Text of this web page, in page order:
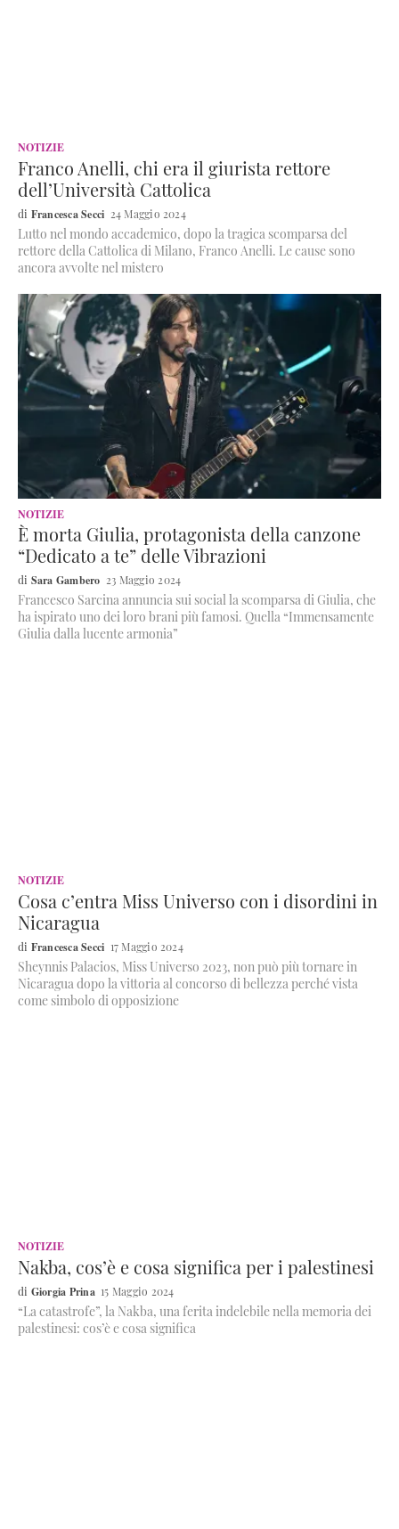
NOTIZIE
Franco Anelli, chi era il giurista rettore
dell’Università Cattolica
Francesca Secci 24 Maggio 2024
Lutto nel mondo accademico, dopo la tragica scomparsa del
rettore della Cattolica di Milano, Franco Anelli. Le cause sono
ancora avvolte nel mistero
NOTIZIE
È morta Giulia, protagonista della canzone
“Dedicato a te” delle Vibrazioni
Sara Gambero 23 Maggio 2024
Francesco Sarcina annuncia sui social la scomparsa di Giulia, che
ha ispirato uno dei loro brani più famosi. Quella “Immensamente
Giulia dalla lucente armonia”
NOTIZIE
Cosa c’entra Miss Universo con i disordini in
Nicaragua
Francesca Secci 17 Maggio 2024
Sheynnis Palacios, Miss Universo 2023, non può più tornare in
Nicaragua dopo la vittoria al concorso di bellezza perché vista
come simbolo di opposizione
NOTIZIE
Nakba, cos’è e cosa significa per i palestinesi
Giorgia Prina 15 Maggio 2024
“La catastrofe”, la Nakba, una ferita indelebile nella memoria dei
palestinesi: cos’è e cosa significa